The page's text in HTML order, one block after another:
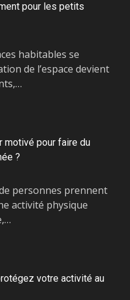
pour les petits
habitables se
de l’espace devient
motivé pour faire du
?
personnes prennent
activité physique
votre activité au